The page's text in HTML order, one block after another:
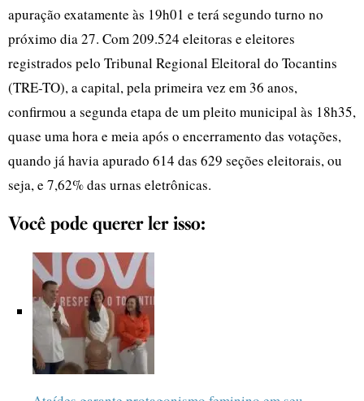
apuração exatamente às 19h01 e terá segundo turno no
próximo dia 27. Com 209.524 eleitoras e eleitores
registrados pelo Tribunal Regional Eleitoral do Tocantins
(TRE-TO), a capital, pela primeira vez em 36 anos,
confirmou a segunda etapa de um pleito municipal às 18h35,
quase uma hora e meia após o encerramento das votações,
quando já havia apurado 614 das 629 seções eleitorais, ou
seja, e 7,62% das urnas eletrônicas.
Você pode querer ler isso: